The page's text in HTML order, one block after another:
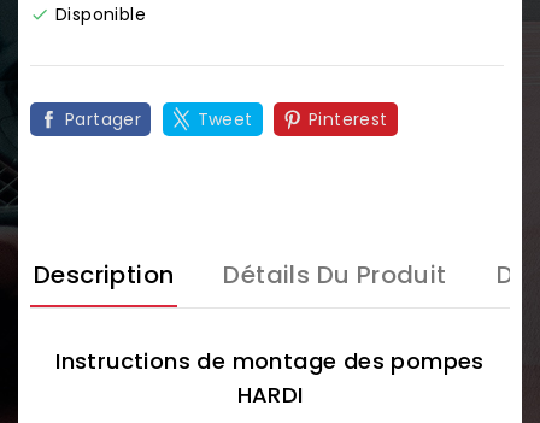
 Disponible
Partager Tweet Pinterest
Description Détails Du Produit
Instructions de montage des pompes
HARDI